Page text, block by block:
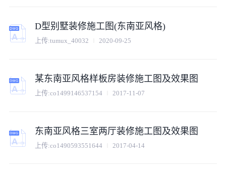
D型别墅装修施工图(东南亚风格)
上传:tumux_40032 2020-09-25
某东南亚风格样板房装修施工图及效果图
上传:co1499146537154 2017-11-07
东南亚风格三室两厅装修施工图及效果图
上传:co1490593551644 2017-04-14